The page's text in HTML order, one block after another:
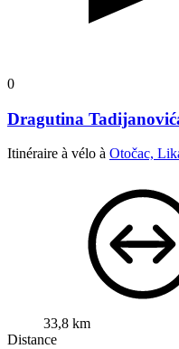
0
Dragutina
Itinéraire à vélo à Otočac,
33,8 km
Distance